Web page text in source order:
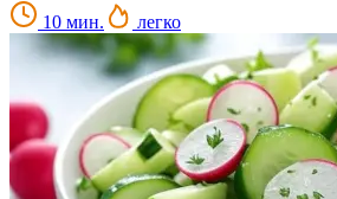
10 мин. легко